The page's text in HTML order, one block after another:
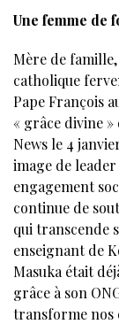
Une femme de
Mère de
catholique
Pape François
« grâce divine
News le 4
image de
engagement
continue de
qui transcende
enseignant de
Masuka était
grâce à son
transforme nos